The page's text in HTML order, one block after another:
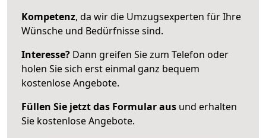
Kompetenz, da wir die Umzugsexperten für Ihre
Wünsche und Bedürfnisse sind.
Interesse? Dann greifen Sie zum Telefon oder
holen Sie sich erst einmal ganz bequem
kostenlose Angebote.
Füllen Sie jetzt das Formular aus und erhalten
Sie kostenlose Angebote.